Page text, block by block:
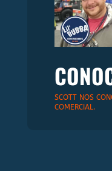
SCOTT NOS
COMERCIAL.